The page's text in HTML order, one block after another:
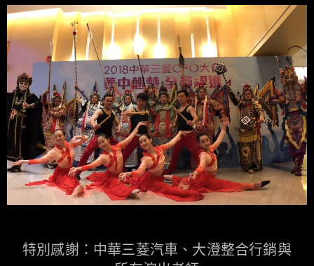
特別感謝：中華三菱汽車、大澄整合行銷與